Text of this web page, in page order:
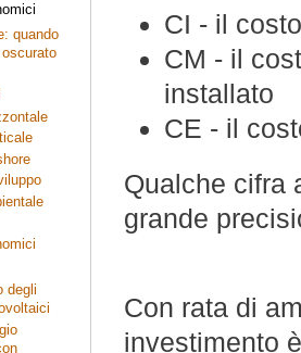
quando
degli
CI - il
CM - il
installato
CE - il
Qualche cifra
grande
Con rata di
investimento